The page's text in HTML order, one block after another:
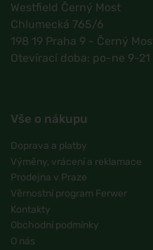
Westfield Černý Most
Chlumecká 765/6
198 19 Praha 9 - Černý
Otevírací doba: po-ne 9-21
Vše o nákupu
Doprava a platby
Výměny, vrácení a reklamace
Prodejna v Praze
Věrnostní program Ferwer
Kontakty
Obchodní podmínky
O nás